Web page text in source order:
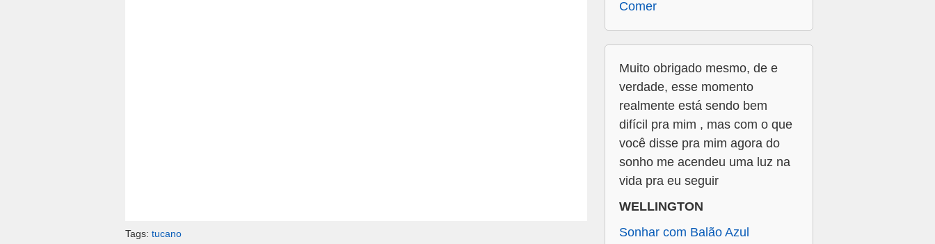
Tags: tucano
Comer
Muito obrigado mesmo, de e
verdade, esse momento
realmente está sendo bem
difícil pra mim , mas com o que
você disse pra mim agora do
sonho me acendeu uma luz na
vida pra eu seguir
WELLINGTON
Sonhar com Balão Azul